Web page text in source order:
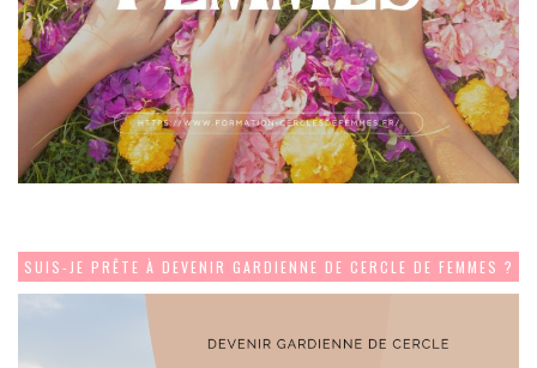
SUIS-JE PRÊTE À DEVENIR GARDIENNE DE CERCLE DE FEMMES ?